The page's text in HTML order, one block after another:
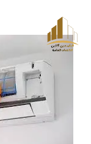
إلى
المحتوى
navigation